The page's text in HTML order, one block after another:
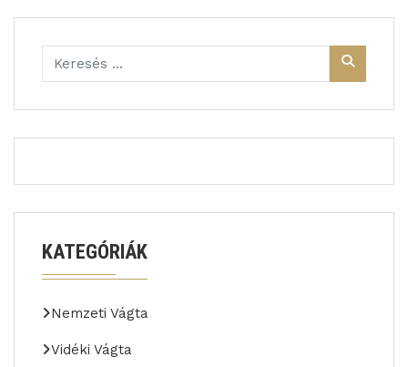
KATEGÓRIÁK
Nemzeti Vágta
Vidéki Vágta